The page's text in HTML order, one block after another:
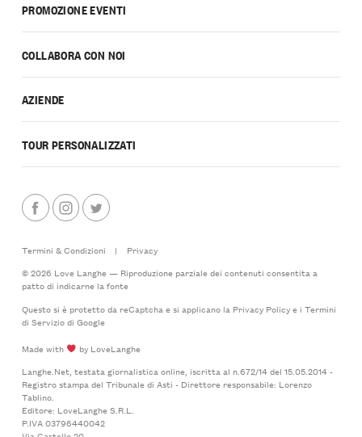
PROMOZIONE EVENTI
COLLABORA CON NOI
AZIENDE
TOUR PERSONALIZZATI
Termini & Condizioni |
Privacy
© 2026 Love Langhe — Riproduzione parziale dei contenuti consentita a
patto di indicarne la fonte
Questo si è protetto da reCaptcha e si applicano la Privacy Policye i Termini
di Serviziodi Google
Made with
by LoveLanghe
Langhe.Net, testata giornalistica online, iscritta al n.672/14 del 15.05.2014 -
Registro stampa del Tribunale di Asti - Direttore responsabile: Lorenzo
Tablino.
Editore: LoveLanghe S.R.L.
P.IVA 03796440042